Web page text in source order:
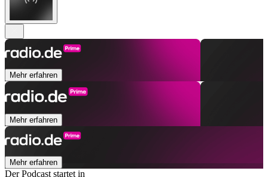
Mehr erfahren
Mehr erfahren
Mehr erfahren
Der Podcast startet in